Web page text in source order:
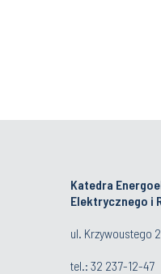
Katedra
Elektrycznego i
ul. Krzywoustego
tel.: 32 237-12-47